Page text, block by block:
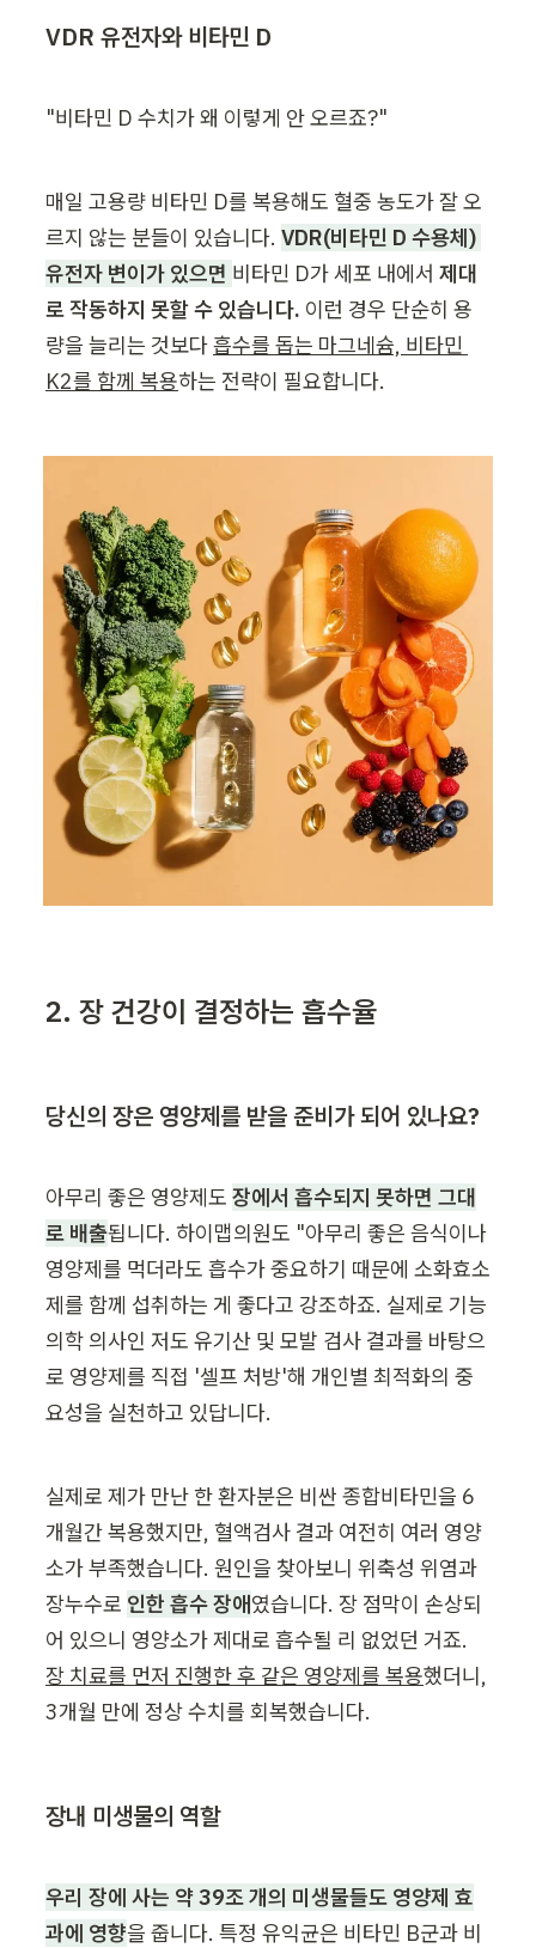
VDR 유전자와 비타민 D
"비타민 D 수치가 왜 이렇게 안 오르죠?"
매일 고용량 비타민 D를 복용해도 혈중 농도가 잘 오
르지 않는 분들이 있습니다. VDR(비타민 D 수용체)
유전자 변이가 있으면 비타민 D가 세포 내에서 제대
로 작동하지 못할 수 있습니다. 이런 경우 단순히 용
량을 늘리는 것보다 흡수를 돕는 마그네슘, 비타민
K2를 함께 복용하는 전략이 필요합니다.
2. 장 건강이 결정하는 흡수율
당신의 장은 영양제를 받을 준비가 되어 있나요?
아무리 좋은 영양제도 장에서 흡수되지 못하면 그대
로 배출됩니다. 하이맵의원도 "아무리 좋은 음식이나
영양제를 먹더라도 흡수가 중요하기 때문에 소화효소
제를 함께 섭취하는 게 좋다고 강조하죠. 실제로 기능
의학 의사인 저도 유기산 및 모발 검사 결과를 바탕으
로 영양제를 직접 '셀프 처방'해 개인별 최적화의 중
요성을 실천하고 있답니다.
실제로 제가 만난 한 환자분은 비싼 종합비타민을 6
개월간 복용했지만, 혈액검사 결과 여전히 여러 영양
소가 부족했습니다. 원인을 찾아보니 위축성 위염과
장누수로 인한 흡수 장애였습니다. 장 점막이 손상되
장 치료를 먼저 진행한 후 같은 영양제를 복용했더니,
3개월 만에 정상 수치를 회복했습니다.
장내 미생물의 역할
우리 장에 사는 약 39조 개의 미생물들도 영양제 효
과에 영향을 줍니다. 특정 유익균은 비타민 B군과 비